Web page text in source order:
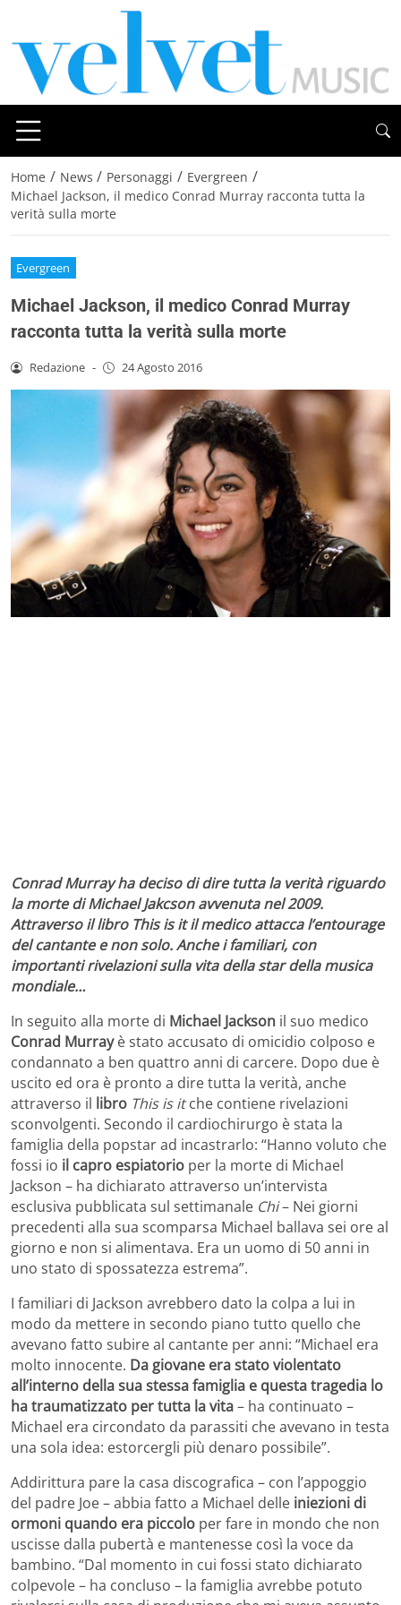
Home / News / Personaggi / Evergreen /
Michael Jackson, il medico Conrad Murray racconta tutta la
verità sulla morte
Evergreen
Michael Jackson, il medico Conrad Murray
racconta tutta la verità sulla morte
Redazione - 24 Agosto 2016
Conrad Murray ha deciso di dire tutta la verità riguardo
la morte di Michael Jakcson avvenuta nel 2009.
Attraverso il libro This is it il medico attacca l’entourage
del cantante e non solo. Anche i familiari, con
importanti rivelazioni sulla vita della star della musica
mondiale…
In seguito alla morte di Michael Jackson il suo medico
Conrad Murrayè stato accusato di omicidio colposo e
condannato a ben quattro anni di carcere. Dopo due è
uscito ed ora è pronto a dire tutta la verità, anche
attraverso il libro This is itche contiene rivelazioni
sconvolgenti. Secondo il cardiochirurgo è stata la
famiglia della popstar ad incastrarlo: “Hanno voluto che
fossi io il capro espiatorio per la morte di Michael
Jackson – ha dichiarato attraverso un’intervista
esclusiva pubblicata sul settimanale Chi– Nei giorni
precedenti alla sua scomparsa Michael ballava sei ore al
giorno e non si alimentava. Era un uomo di 50 anni in
uno stato di spossatezza estrema”.
I familiari di Jackson avrebbero dato la colpa a lui in
modo da mettere in secondo piano tutto quello che
avevano fatto subire al cantante per anni: “Michael era
molto innocente. Da giovane era stato violentato
all’interno della sua stessa famiglia e questa tragedia lo
ha traumatizzato per tutta la vita– ha continuato –
Michael era circondato da parassiti che avevano in testa
una sola idea: estorcergli più denaro possibile”.
Addirittura pare la casa discografica – con l’appoggio
del padre Joe – abbia fatto a Michael delle iniezioni di
ormoni quando era piccolo per fare in mondo che non
uscisse dalla pubertà e mantenesse così la voce da
bambino. “Dal momento in cui fossi stato dichiarato
colpevole – ha concluso – la famiglia avrebbe potuto